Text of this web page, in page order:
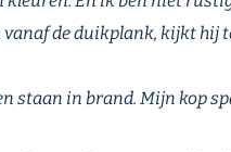
vanaf de duikplank, kijkt hij
staan in brand. Mijn kop